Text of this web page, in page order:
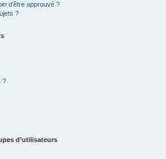
d’être approuvé ?
?
?
d’utilisateurs